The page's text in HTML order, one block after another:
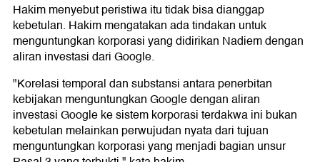
Hakim menyebut peristiwa itu tidak bisa dianggap
kebetulan. Hakim mengatakan ada tindakan untuk
menguntungkan korporasi yang didirikan Nadiem dengan
aliran investasi dari Google.
"Korelasi temporal dan substansi antara penerbitan
kebijakan menguntungkan Google dengan aliran
investasi Google ke sistem korporasi terdakwa ini bukan
kebetulan melainkan perwujudan nyata dari tujuan
menguntungkan korporasi yang menjadi bagian unsur